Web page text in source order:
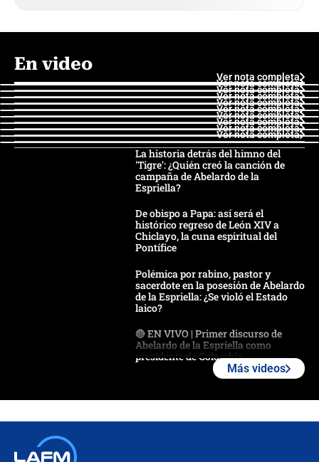
En video
Ver nota completa
Ver nota completa
Ver nota completa
Ver nota completa
Ver nota completa
Ver nota completa
Ver nota completa
Ver nota completa
Ver nota completa
Ver nota completa
La historia detrás del himno del
'Tigre': ¿Quién creó la canción de
campaña de Abelardo de la
Espriella?
De obispo a Papa: así será el
histórico regreso de León XIV a
Chiclayo, la cuna espiritual del
Pontífice
Polémica por rabino, pastor y
sacerdote en la posesión de Abelardo
de la Espriella: ¿Se violó el Estado
laico?
🔴 EN VIVO | Primer discurso de
Abelardo de la Espriella como
presidente de Colombia
Más videos